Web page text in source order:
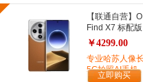
【联通自营】
Find X7 标配版
￥4299.00
专业哈苏人像
5G拍照AI手机
立即购买